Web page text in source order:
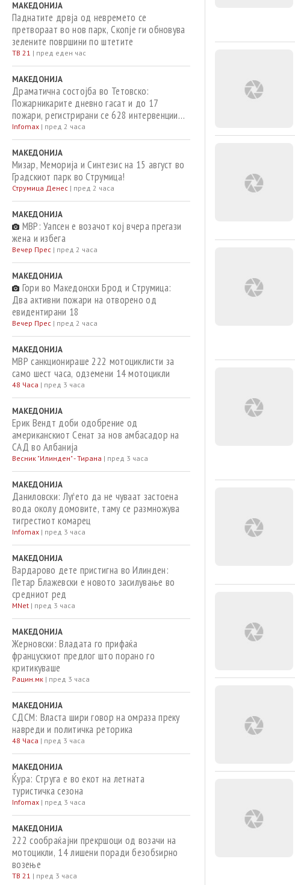
МАКЕДОНИЈА
Паднатите дрвја од невремето се
претвораат во нов парк, Скопје ги обновува
зелените површини по штетите
ТВ 21 | пред еден час
МАКЕДОНИЈА
Драматична состојба во Тетовско:
Пожарникарите дневно гасат и до 17
пожари, регистрирани се 628 интервенции
од почетокот на годината
Infomax | пред 2 часа
МАКЕДОНИЈА
Мизар, Меморија и Синтезис на 15 август во
Градскиот парк во Струмица!
Струмица Денес | пред 2 часа
МАКЕДОНИЈА
МВР: Уапсен е возачот кој вчера прегази
жена и избега
Вечер Прес | пред 2 часа
МАКЕДОНИЈА
Гори во Македонски Брод и Струмица:
Два активни пожари на отворено од
евидентирани 18
Вечер Прес | пред 2 часа
МАКЕДОНИЈА
МВР санкционираше 222 мотоциклисти за
само шест часа, одземени 14 мотоцикли
48 Часа | пред 3 часа
МАКЕДОНИЈА
Ерик Вендт доби одобрение од
американскиот Сенат за нов амбасадор на
САД во Албанија
Весник "Илинден" - Тирана | пред 3 часа
МАКЕДОНИЈА
Даниловски: Луѓето да не чуваат застоена
вода околу домовите, таму се размножува
тигрестиот комарец
Infomax | пред 3 часа
МАКЕДОНИЈА
Вардарово дете пристигна во Илинден:
Петар Блажевски е новото засилување во
средниот ред
MNet | пред 3 часа
МАКЕДОНИЈА
Жерновски: Владата го прифаќа
францускиот предлог што порано го
критикуваше
Рацин.мк | пред 3 часа
МАКЕДОНИЈА
СДСМ: Власта шири говор на омраза преку
навреди и политичка реторика
48 Часа | пред 3 часа
МАКЕДОНИЈА
Ќура: Струга е во екот на летната
туристичка сезона
Infomax | пред 3 часа
МАКЕДОНИЈА
222 сообраќајни прекршоци од возачи на
мотоцикли, 14 лишени поради безобѕирно
возење
ТВ 21 | пред 3 часа